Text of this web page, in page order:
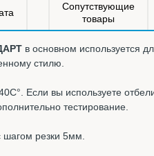
Сопутствующие
товары
в основном используется
стилю.
Если вы используете
тестирование.
резки 5мм.